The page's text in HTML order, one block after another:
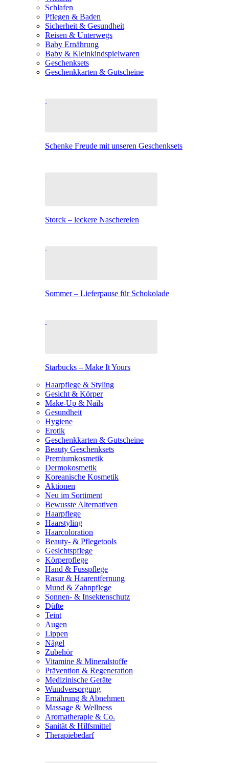
Schlafen
Pflegen & Baden
Sicherheit & Gesundheit
Reisen & Unterwegs
Baby Ernährung
Baby & Kleinkindspielwaren
Geschenksets
Geschenkkarten & Gutscheine
Schenke Freude mit unseren Geschenksets
Storck – leckere Naschereien
Sommer – Lieferpause für Schokolade
Starbucks – Make It Yours
Haarpflege & Styling
Gesicht & Körper
Make-Up & Nails
Gesundheit
Hygiene
Erotik
Geschenkkarten & Gutscheine
Beauty Geschenksets
Premiumkosmetik
Dermokosmetik
Koreanische Kosmetik
Aktionen
Neu im Sortiment
Bewusste Alternativen
Haarpflege
Haarstyling
Haarcoloration
Beauty- & Pflegetools
Gesichtspflege
Körperpflege
Hand & Fusspflege
Rasur & Haarentfernung
Mund & Zahnpflege
Sonnen- & Insektenschutz
Düfte
Teint
Augen
Lippen
Nägel
Zubehör
Vitamine & Mineralstoffe
Prävention & Regeneration
Medizinische Geräte
Wundversorgung
Ernährung & Abnehmen
Massage & Wellness
Aromatherapie & Co.
Sanität & Hilfsmittel
Therapiebedarf